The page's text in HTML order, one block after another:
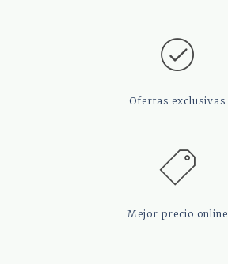
Ofertas exclusivas
Mejor precio online